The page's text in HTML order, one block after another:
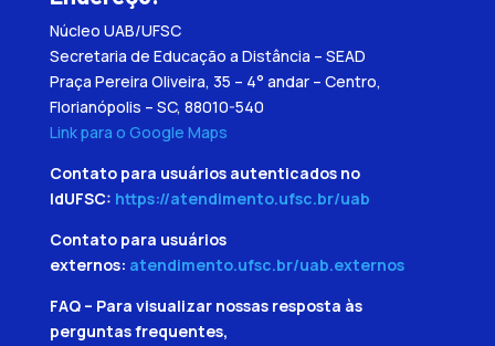
Núcleo UAB/UFSC
Secretaria de Educação a Distância – SEAD
Praça Pereira Oliveira, 35 – 4° andar – Centro,
Florianópolis – SC, 88010-540
Link para o Google Maps
Contato para usuários autenticados no
IdUFSC: https://atendimento.ufsc.br/uab
Contato para usuários
externos: atendimento.ufsc.br/uab.externos
FAQ – Para visualizar nossas resposta às
perguntas frequentes,